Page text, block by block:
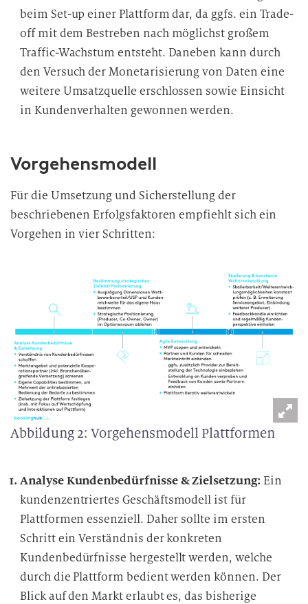
beim Set-up einer Plattform dar, da ggfs. ein Trade-
off mit dem Bestreben nach möglichst großem
Traffic-Wachstum entsteht. Daneben kann durch
den Versuch der Monetarisierung von Daten eine
weitere Umsatzquelle erschlossen sowie Einsicht
in Kundenverhalten gewonnen werden.
Vorgehensmodell
Für die Umsetzung und Sicherstellung der
beschriebenen Erfolgsfaktoren empfiehlt sich ein
Vorgehen in vier Schritten:
Abbildung 2: Vorgehensmodell Plattformen
Analyse Kundenbedürfnisse & Zielsetzung: Ein
kundenzentriertes Geschäftsmodell ist für
Plattformen essenziell. Daher sollte im ersten
Schritt ein Verständnis der konkreten
Kundenbedürfnisse hergestellt werden, welche
durch die Plattform bedient werden können. Der
Blick auf den Markt erlaubt es, das bisherige